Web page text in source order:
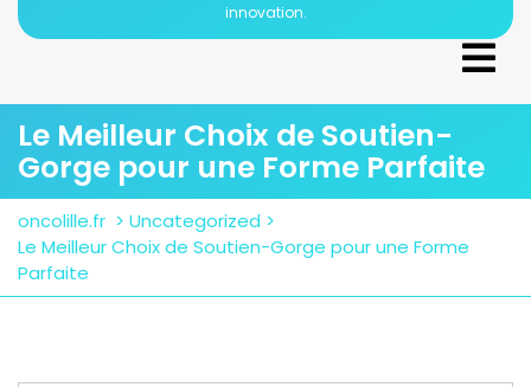
innovation.
Le Meilleur Choix de Soutien-
Gorge pour une Forme Parfaite
oncolille.fr > Uncategorized >
Le Meilleur Choix de Soutien-Gorge pour une Forme
Parfaite